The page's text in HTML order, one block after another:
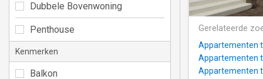
Gerelateerde
Appartementen
Appartementen
Appartementen
Dubbele Bovenwoning
Penthouse
Kenmerken
Balkon